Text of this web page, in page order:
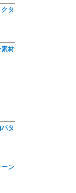
タ
材
タ
ン